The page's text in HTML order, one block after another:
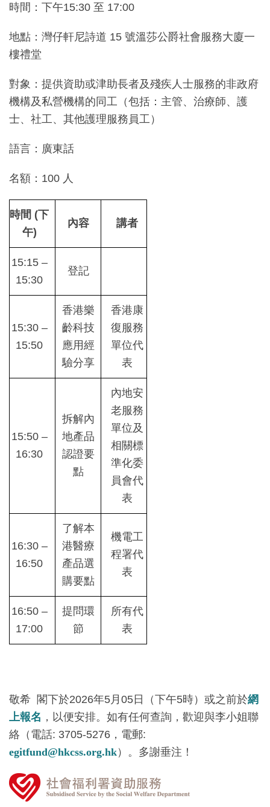
時間：下午15:30 至 17:00
地點：灣仔軒尼詩道 15 號溫莎公爵社會服務大廈一
樓禮堂
對象：提供資助或津助長者及殘疾人士服務的非政府
機構及私營機構的同工（包括：主管、治療師、護
士、社工、其他護理服務員工）
語言：廣東話
名額：100 人
時間 (下
午)
內容 講者
15:15 –
15:30
登記
15:30 –
15:50
香港樂
齡科技
應用經
驗分享
香港康
復服務
單位代
表
15:50 –
16:30
拆解內
地產品
認證要
點
內地安
老服務
單位及
相關標
準化委
員會代
表
16:30 –
16:50
了解本
港醫療
產品選
購要點
機電工
程署代
表
16:50 –
17:00
提問環
節
所有代
表
敬希 閣下於2026年5月05日（下午5時）或之前於網
上報名 ，以便安排。如有任何查詢，歡迎與李小姐聯
絡（電話: 3705-5276，電郵:
egitfund@hkcss.org.hk）。多謝垂注！